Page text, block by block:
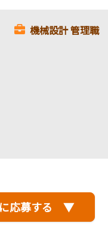
機械設計 管理職
応募する ▼